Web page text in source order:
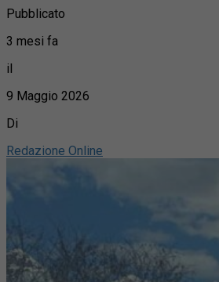
Pubblicato
3 mesi fa
il
9 Maggio 2026
Di
Redazione Online